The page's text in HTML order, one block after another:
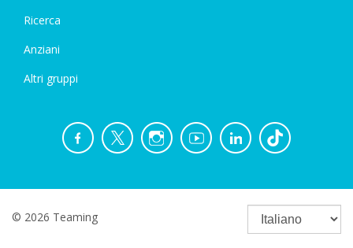
Ricerca
Anziani
Altri gruppi
© 2026 Teaming